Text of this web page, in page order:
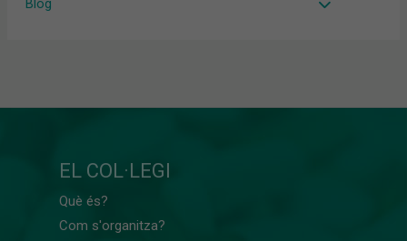
Blog
EL COL·LEGI
Què és?
Com s'organitza?